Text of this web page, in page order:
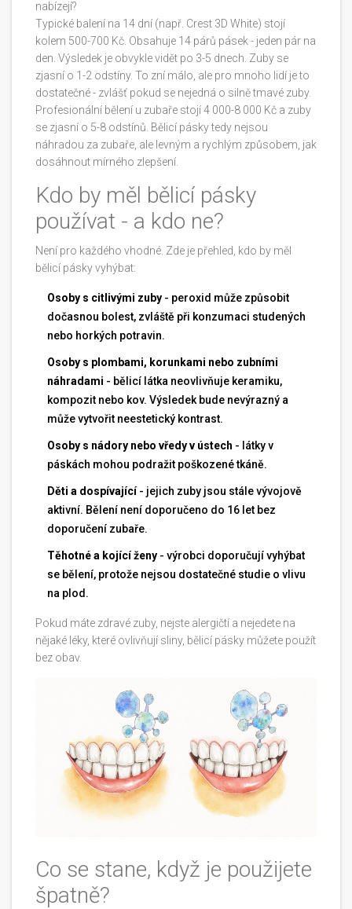
nabízejí?
Typické balení na 14 dní (např. Crest 3D White) stojí
kolem 500-700 Kč. Obsahuje 14 párů pásek - jeden pár na
den. Výsledek je obvykle vidět po 3-5 dnech. Zuby se
zjasní o 1-2 odstíny. To zní málo, ale pro mnoho lidí je to
dostatečné - zvlášť pokud se nejedná o silně tmavé zuby.
Profesionální bělení u zubaře stojí 4 000-8 000 Kč a zuby
se zjasní o 5-8 odstínů. Bělicí pásky tedy nejsou
náhradou za zubaře, ale levným a rychlým způsobem, jak
dosáhnout mírného zlepšení.
Kdo by měl bělicí pásky
používat - a kdo ne?
Není pro každého vhodné. Zde je přehled, kdo by měl
bělicí pásky vyhýbat:
Osoby s citlivými zuby - peroxid může způsobit
dočasnou bolest, zvláště při konzumaci studených
nebo horkých potravin.
Osoby s plombami, korunkami nebo zubními
náhradami - bělicí látka neovlivňuje keramiku,
kompozit nebo kov. Výsledek bude nevýrazný a
může vytvořit neestetický kontrast.
Osoby s nádory nebo vředy v ústech - látky v
páskách mohou podražit poškozené tkáně.
Děti a dospívající- jejich zuby jsou stále vývojově
aktivní. Bělení není doporučeno do 16 let bez
doporučení zubaře.
Těhotné a kojící ženy - výrobci doporučují vyhýbat
se bělení, protože nejsou dostatečné studie o vlivu
na plod.
Pokud máte zdravé zuby, nejste alergičtí a nejedete na
nějaké léky, které ovlivňují sliny, bělicí pásky můžete použít
bez obav.
Co se stane, když je použijete
špatně?